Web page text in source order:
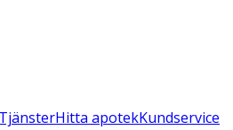
TjänsterHitta apotekKundservice